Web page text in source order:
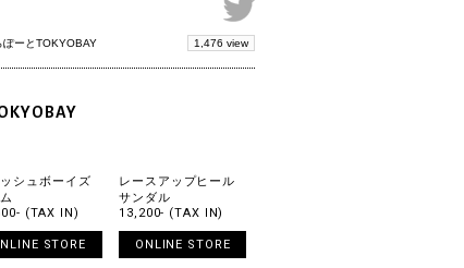
ぽーとTOKYOBAY 1,476 view
シュボーイズ
(TAX IN)
STORE
レースアップヒール
サンダル
13,200- (TAX IN)
ONLINE STORE